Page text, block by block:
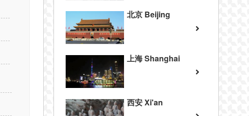
北京 Beijing
上海 Shanghai
西安 Xi'an